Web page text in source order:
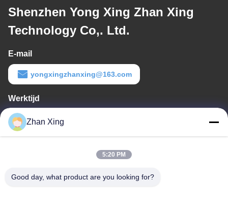
Shenzhen Yong Xing Zhan Xing
Technology Co,. Ltd.
E-mail
yongxingzhanxing@163.com
Werktijd
8:00-20:00
Ons adres
de bijlage bij Verordening (EG) nr. 1225/2009 vermelde
Zhan Xing
5:20 PM
Good day, what product are you looking for?